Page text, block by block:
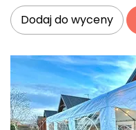
Dodaj do wyceny